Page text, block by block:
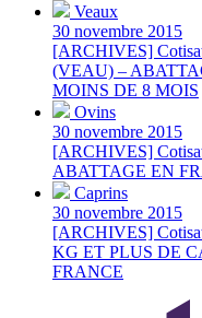
Veaux
30 novembre 2015
[ARCHIVES]
(VEAU) –
MOINS DE 8 MOIS
Ovins
30 novembre 2015
[ARCHIVES]
ABATTAGE EN
Caprins
30 novembre 2015
[ARCHIVES]
KG ET PLUS DE
FRANCE